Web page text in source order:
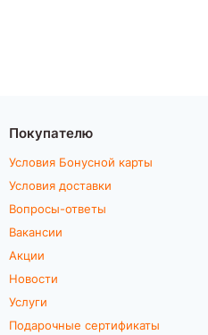
Покупателю
Условия Бонусной карты
Условия доставки
Вопросы-ответы
Вакансии
Акции
Новости
Услуги
Подарочные сертификаты